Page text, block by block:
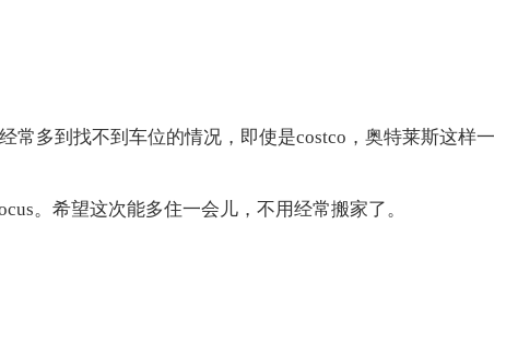
多到找不到车位的情况，即使是costco，奥特莱斯这样一
。希望这次能多住一会儿，不用经常搬家了。